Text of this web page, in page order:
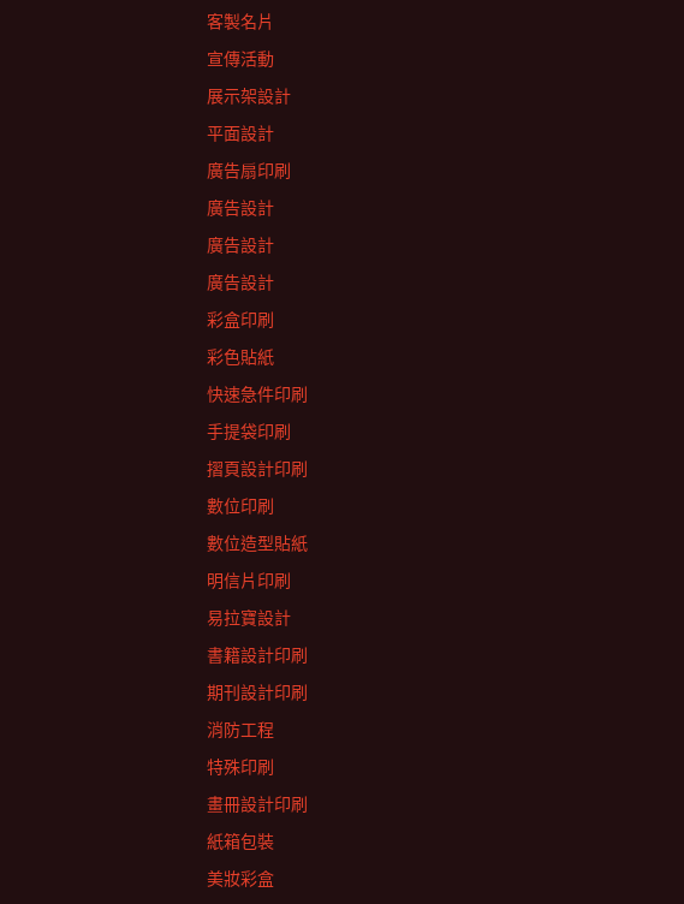
客製名片
宣傳活動
展示架設計
平面設計
廣告扇印刷
廣告設計
廣告設計
廣告設計
彩盒印刷
彩色貼紙
快速急件印刷
手提袋印刷
摺頁設計印刷
數位印刷
數位造型貼紙
明信片印刷
易拉寶設計
書籍設計印刷
期刊設計印刷
消防工程
特殊印刷
畫冊設計印刷
紙箱包裝
美妝彩盒